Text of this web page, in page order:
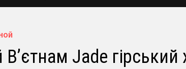
Jade гірський